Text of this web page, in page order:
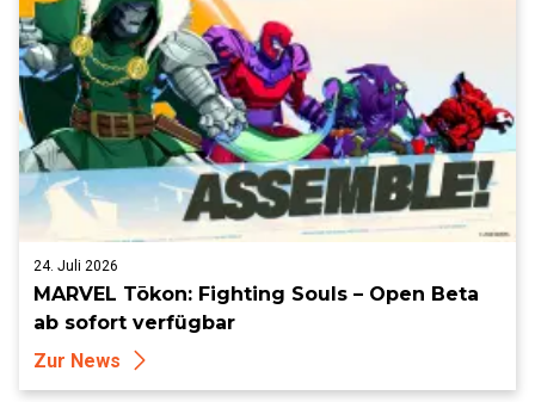
24. Juli 2026
MARVEL Tōkon: Fighting Souls – Open Beta
ab sofort verfügbar
Zur News